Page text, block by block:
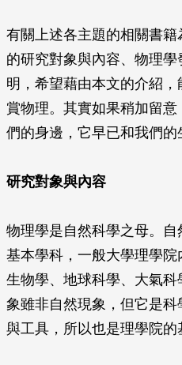
有關上述各主題的相關書
的研究對象與內容、物理
明，希望藉由本文的介紹
賞物理。其實如果稍加留
們的身邊，它早已和我們的
研究對象與內容
物理學是自然科學之母。
基本學科，一般大學理學院
生物學、地球科學、大氣
象雖非自然現象，但它是
與工具，所以也是理學院的